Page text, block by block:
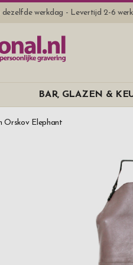
dezelfde werkdag - Levertijd 2-6
BAR, GLAZEN &
Orskov Elephant